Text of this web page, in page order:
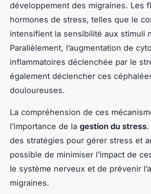
développement des migraines. Les
hormones de stress, telles que le
intensifient la sensibilité aux stimuli
Parallèlement, l’augmentation de
inflammatoires déclenchée par le
également déclencher ces
douloureuses.
La compréhension de ces
l’importance de la gestion du stress.
des stratégies pour gérer stress et
possible de minimiser l’impact de
le système nerveux et de prévenir
migraines.